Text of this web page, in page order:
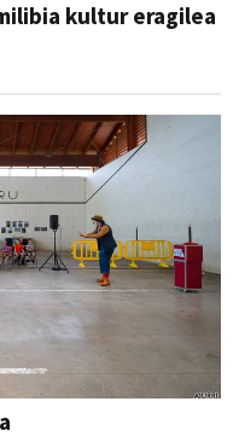
kultur eragilea